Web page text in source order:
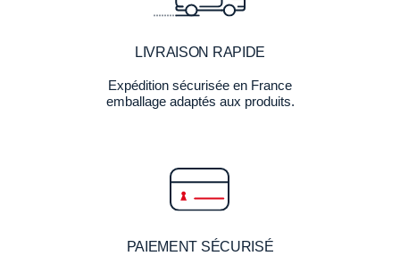
LIVRAISON RAPIDE
Expédition sécurisée en France
emballage adaptés aux produits.
PAIEMENT SÉCURISÉ